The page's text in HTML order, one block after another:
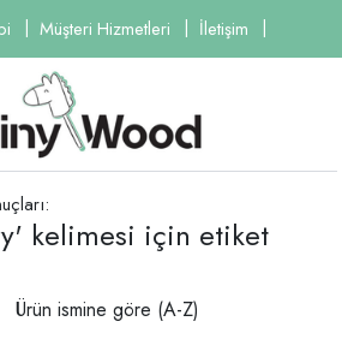
Müşteri Hizmetleri İletişim
kelimesi için etiket
Ürün ismine göre (A-Z)